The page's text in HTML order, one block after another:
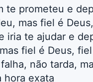
te prometeu e
mas fiel é
iria te ajudar e
fiel é Deus,
não tarda,
hora exata